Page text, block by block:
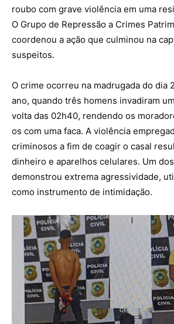
roubo com grave violência em uma
O Grupo de Repressão a Crimes
coordenou a ação que culminou na
suspeitos.
O crime ocorreu na madrugada do dia
ano, quando três homens invadiram
volta das 02h40, rendendo os
os com uma faca. A violência
criminosos a fim de coagir o casal
dinheiro e aparelhos celulares. Um
demonstrou extrema agressividade,
como instrumento de intimidação.